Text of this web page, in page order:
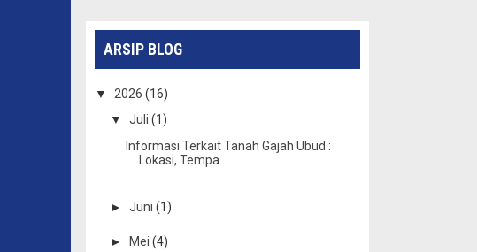
ARSIP BLOG
▼ 2026 (16)
▼ Juli (1)
Informasi Terkait Tanah Gajah Ubud :
Lokasi, Tempa...
► Juni (1)
► Mei (4)